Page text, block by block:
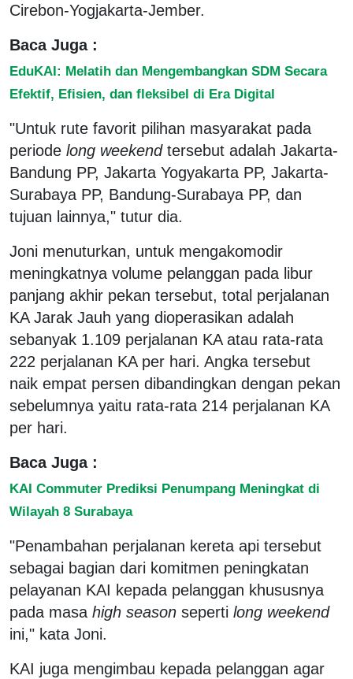
Cirebon-Yogjakarta-Jember.
Baca Juga :
EduKAI: Melatih dan Mengembangkan SDM Secara
Efektif, Efisien, dan fleksibel di Era Digital
"Untuk rute favorit pilihan masyarakat pada
periode long weekendtersebut adalah Jakarta-
Bandung PP, Jakarta Yogyakarta PP, Jakarta-
Surabaya PP, Bandung-Surabaya PP, dan
tujuan lainnya," tutur dia.
Joni menuturkan, untuk mengakomodir
meningkatnya volume pelanggan pada libur
panjang akhir pekan tersebut, total perjalanan
KA Jarak Jauh yang dioperasikan adalah
sebanyak 1.109 perjalanan KA atau rata-rata
222 perjalanan KA per hari. Angka tersebut
naik empat persen dibandingkan dengan pekan
sebelumnya yaitu rata-rata 214 perjalanan KA
per hari.
Baca Juga :
KAI Commuter Prediksi Penumpang Meningkat di
Wilayah 8 Surabaya
"Penambahan perjalanan kereta api tersebut
sebagai bagian dari komitmen peningkatan
pelayanan KAI kepada pelanggan khususnya
pada masa high season seperti long weekend
ini," kata Joni.
KAI juga mengimbau kepada pelanggan agar